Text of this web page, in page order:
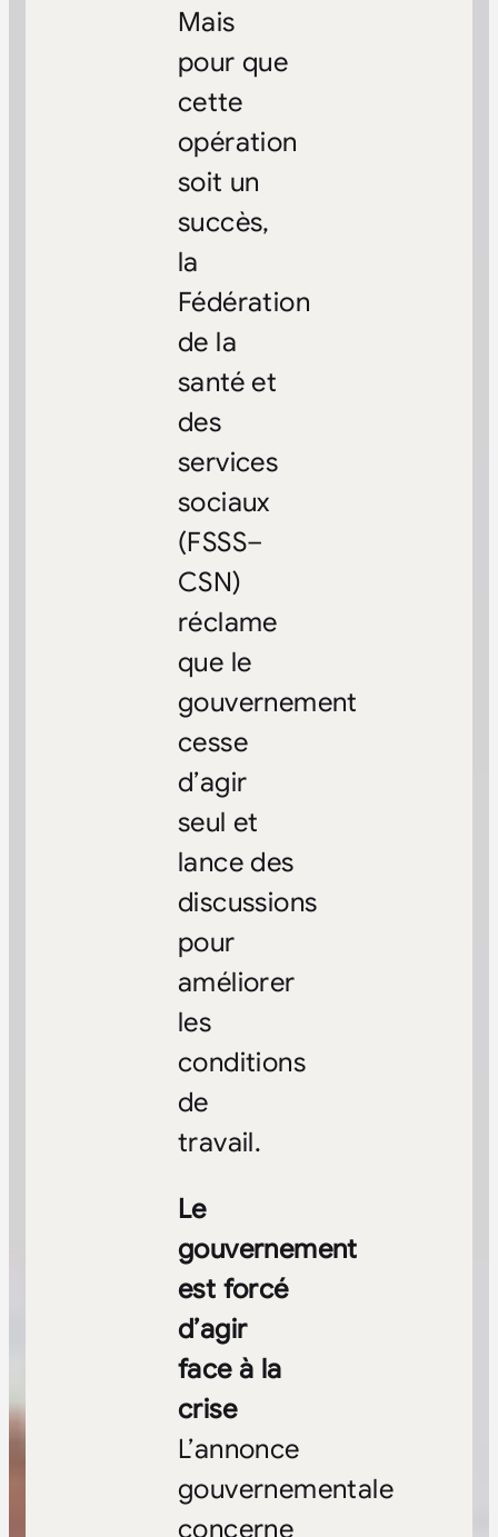
Mais
pour que
cette
opération
soit un
succès,
la
Fédération
de la
santé et
des
services
sociaux
(FSSS–
CSN)
réclame
que le
gouvernement
cesse
d’agir
seul et
lance des
discussions
pour
améliorer
les
conditions
de
travail.
Le
gouvernement
est forcé
d’agir
face à la
crise
L’annonce
gouvernementale
concerne